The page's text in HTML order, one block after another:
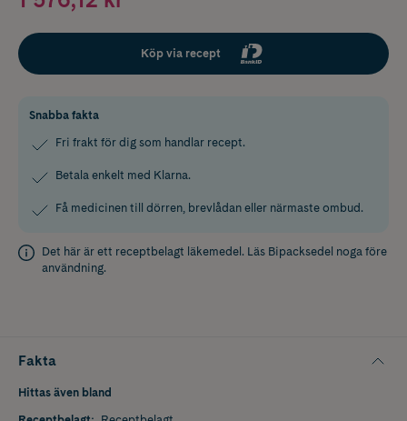
Köp via recept
Snabba fakta
Fri frakt för dig som handlar recept.
Betala enkelt med Klarna.
Få medicinen till dörren, brevlådan eller närmaste ombud.
Det här är ett receptbelagt läkemedel. Läs Bipacksedel noga före
användning.
Fakta
Hittas även bland